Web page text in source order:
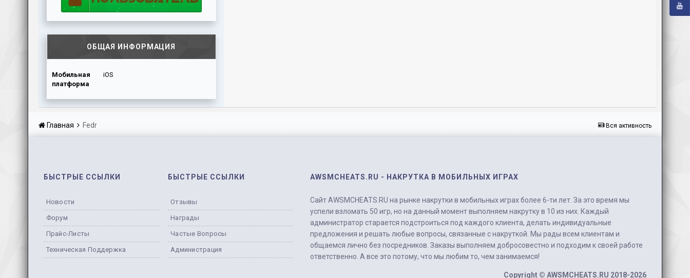
ОБЩАЯ ИНФОРМАЦИЯ
Мобильная
платформа
iOS
Вся активность
Главная Fedr
БЫСТРЫЕ ССЫЛКИ
Новости
Форум
Прайс-Листы
Техническая Поддержка
БЫСТРЫЕ ССЫЛКИ
Отзывы
Награды
Частые Вопросы
Администрация
AWSMCHEATS.RU - НАКРУТКА В МОБИЛЬНЫХ ИГРАХ
Сайт AWSMCHEATS.RU на рынке накрутки в мобильных играх более 6-ти лет. За это время мы
успели взломать 50 игр, но на данный момент выполняем накрутку в 10 из них. Каждый
администратор старается подстроиться под каждого клиента, делать индивидуальные
предложения и решать любые вопросы, связанные с накруткой. Мы рады всем клиентам и
общаемся лично без посредников. Заказы выполняем добросовестно и подходим к своей работе
ответственно. А все это потому, что мы любим то, чем занимаемся!
Copyright © AWSMCHEATS.RU 2018-2026